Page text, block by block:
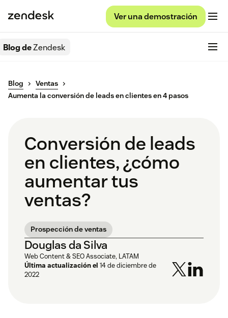
Ver una demostración
Blog deZendesk
Blog
Ventas
Aumenta la conversión de leads en clientes en 4 pasos
Conversión de leads
en clientes, ¿cómo
aumentar tus
ventas?
Prospección de ventas
Douglas da Silva
Web Content & SEO Associate, LATAM
Última actualización el 14 de diciembre de
2022